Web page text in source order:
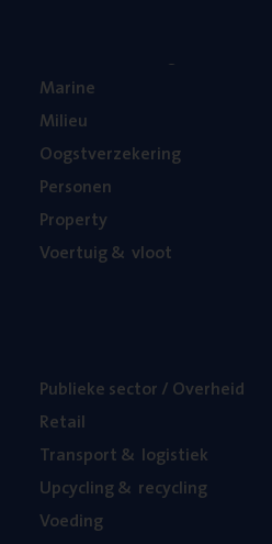
Mari­ne
Mili­eu
Oogst­ver­ze­ke­ring
Per­so­nen
Pro­per­ty
Voer­tuig& vloot
Publie­ke sec­tor / Overheid
Retail
Trans­port& logistiek
Upcy­cling& recycling
Voe­ding